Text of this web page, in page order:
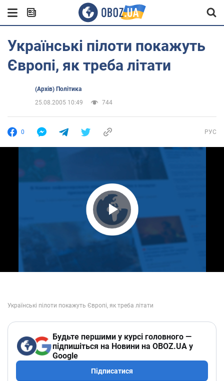
Українські пілоти покажуть
Європі, як треба літати
(Архів) Політика
25.08.2005 10:49
744
0 РУС
Play Video
Будьте першими у курсі головного —
підпишіться на Новини на OBOZ.UA у
Google
Підписатися